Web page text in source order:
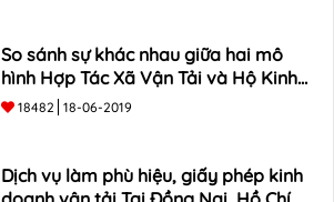
So sánh sự khác nhau giữa hai mô
hình Hợp Tác Xã Vận Tải và Hộ Kinh
Doanh Cá Thể
18482 18-06-2019
Dịch vụ làm phù hiệu, giấy phép kinh